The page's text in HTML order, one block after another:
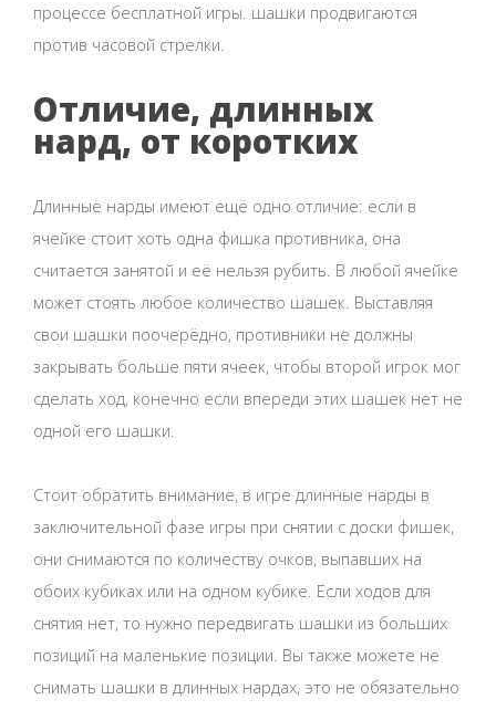
процессе бесплатной игры. шашки продвигаются
против часовой стрелки.
Отличие, длинных
нард, от коротких
Длинные нарды имеют ещё одно отличие: если в
ячейке стоит хоть одна фишка противника, она
считается занятой и её нельзя рубить. В любой ячейке
может стоять любое количество шашек. Выставляя
свои шашки поочерёдно, противники не должны
закрывать больше пяти ячеек, чтобы второй игрок мог
сделать ход, конечно если впереди этих шашек нет не
одной его шашки.
Стоит обратить внимание, в игре длинные нарды в
заключительной фазе игры при снятии с доски фишек,
они снимаются по количеству очков, выпавших на
обоих кубиках или на одном кубике. Если ходов для
снятия нет, то нужно передвигать шашки из больших
позиций на маленькие позиции. Вы также можете не
снимать шашки в длинных нардах, это не обязательно